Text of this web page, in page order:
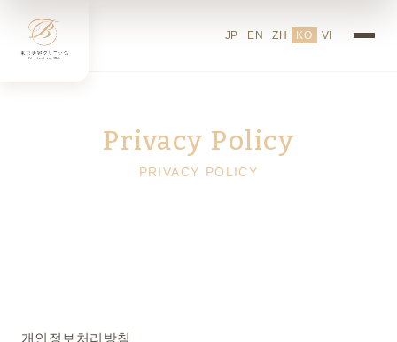
도쿄 뷰티 클리닉의 개인정보
JP EN ZH KO VI
Privacy Policy
PRIVACY POLICY
개인정보처리방침